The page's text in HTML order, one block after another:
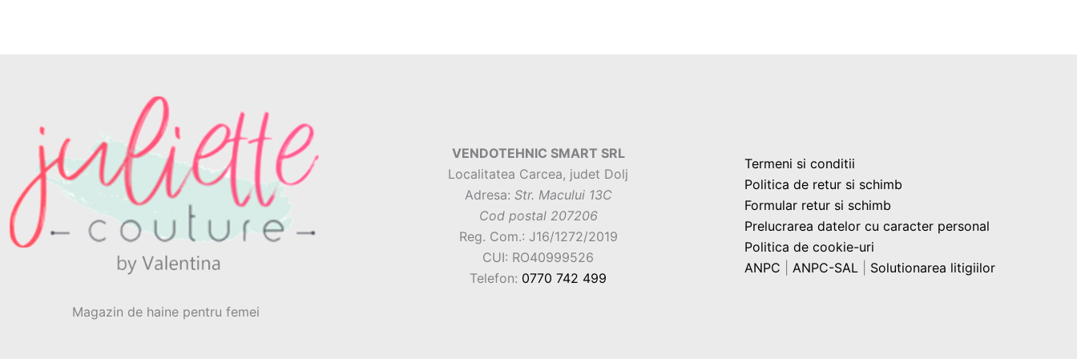
Magazin de haine pentru femei
VENDOTEHNIC SMART SRL
Localitatea Carcea, judet Dolj
Adresa: Str. Macului 13C
Cod postal 207206
Reg. Com.: J16/1272/2019
CUI: RO40999526
Telefon: 0770 742 499
Termeni si conditii
Politica de retur si schimb
Formular retur si schimb
Prelucrarea datelor cu caracter personal
Politica de cookie-uri
ANPC
ANPC-SAL Solutionarea litigiilor